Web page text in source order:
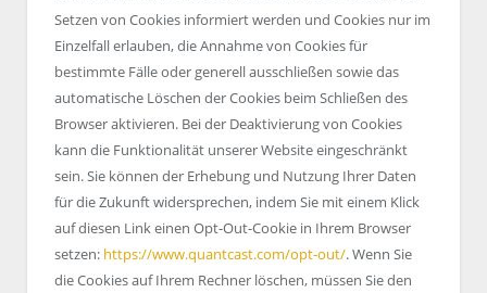
Setzen von Cookies informiert werden und Cookies nur im
Einzelfall erlauben, die Annahme von Cookies für
bestimmte Fälle oder generell ausschließen sowie das
automatische Löschen der Cookies beim Schließen des
Browser aktivieren. Bei der Deaktivierung von Cookies
kann die Funktionalität unserer Website eingeschränkt
sein. Sie können der Erhebung und Nutzung Ihrer Daten
für die Zukunft widersprechen, indem Sie mit einem Klick
auf diesen Link einen Opt-Out-Cookie in Ihrem Browser
setzen: https://www.quantcast.com/opt-out/. Wenn Sie
die Cookies auf Ihrem Rechner löschen, müssen Sie den